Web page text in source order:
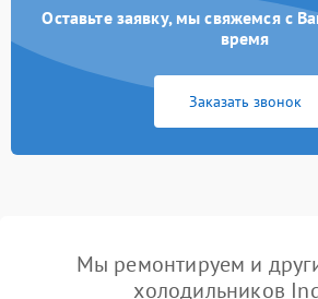
Оставьте заявку, мы свяжемся с
время
Заказать звонок
Мы ремонтируем и
холодильников